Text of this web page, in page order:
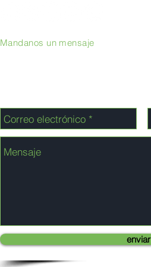
Mandanos un mensaje